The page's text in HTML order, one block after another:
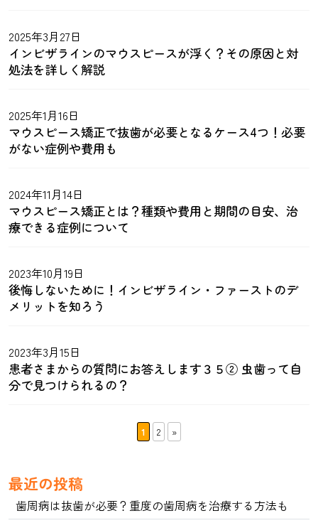
2025年3月27日
インビザラインのマウスピースが浮く？その原因と対
処法を詳しく解説
2025年1月16日
マウスピース矯正で抜歯が必要となるケース4つ！必要
がない症例や費用も
2024年11月14日
マウスピース矯正とは？種類や費用と期間の目安、治
療できる症例について
2023年10月19日
後悔しないために！インビザライン・ファーストのデ
メリットを知ろう
2023年3月15日
患者さまからの質問にお答えします３５② 虫歯って自
分で見つけられるの？
1 2 »
最近の投稿
歯周病は抜歯が必要？重度の歯周病を治療する方法も